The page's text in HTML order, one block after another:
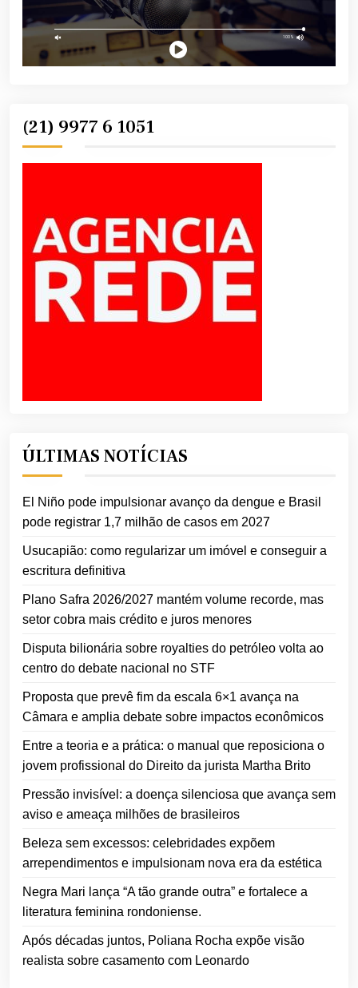
(21) 9977 6 1051
ÚLTIMAS NOTÍCIAS
El Niño pode impulsionar avanço da dengue e Brasil
pode registrar 1,7 milhão de casos em 2027
Usucapião: como regularizar um imóvel e conseguir a
escritura definitiva
Plano Safra 2026/2027 mantém volume recorde, mas
setor cobra mais crédito e juros menores
Disputa bilionária sobre royalties do petróleo volta ao
centro do debate nacional no STF
Proposta que prevê fim da escala 6×1 avança na
Câmara e amplia debate sobre impactos econômicos
Entre a teoria e a prática: o manual que reposiciona o
jovem profissional do Direito da jurista Martha Brito
Pressão invisível: a doença silenciosa que avança sem
aviso e ameaça milhões de brasileiros
Beleza sem excessos: celebridades expõem
arrependimentos e impulsionam nova era da estética
Negra Mari lança “A tão grande outra” e fortalece a
literatura feminina rondoniense.
Após décadas juntos, Poliana Rocha expõe visão
realista sobre casamento com Leonardo